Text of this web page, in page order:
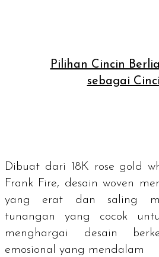
Pilihan Cincin
sebagai
Dibuat dari 18K rose gold
Frank Fire, desainwoven
yang erat dan saling
tunangan yang cocok
menghargai desain
emosional yang mendalam